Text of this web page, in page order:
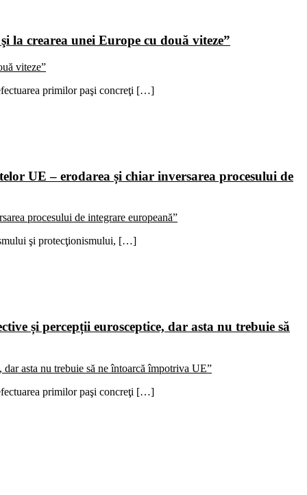
crearea unei Europe cu două viteze”
primilor paşi concreţi […]
UE – erodarea și chiar inversarea procesului de
şi protecţionismului, […]
și percepții eurosceptice, dar asta nu trebuie să
primilor paşi concreţi […]